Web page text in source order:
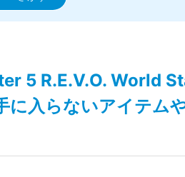
5 R.E.V.O. World
に入らないアイテム